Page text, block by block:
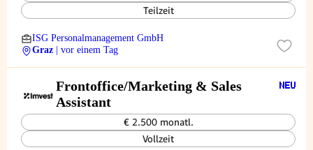
Teilzeit
ISG Personalmanagement GmbH
Graz
| vor einem Tag
Frontoffice/Marketing & Sales
Assistant
€ 2.500 monatl.
Vollzeit